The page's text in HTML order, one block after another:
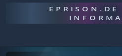
EPRISON.DE